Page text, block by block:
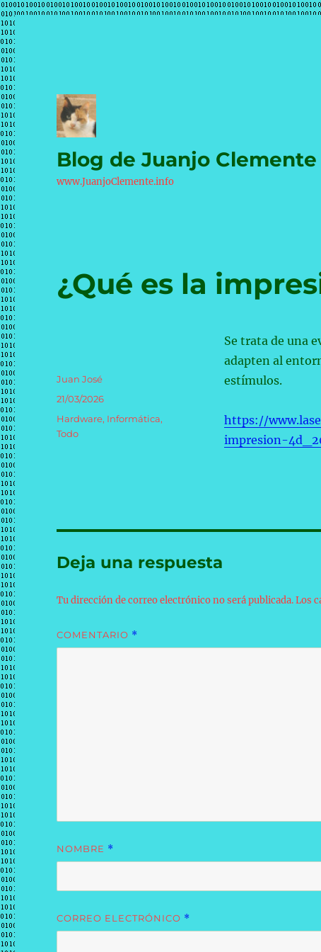
Blog de Juanjo Clemente
www.JuanjoClemente.info
¿Qué es la
Se trata de una
adapten al
estímulos.
https://
impresion-
Autor
Juan José
Publicado
21/03/2026
Categorías
Hardware, Informática,
Todo
Deja una respuesta
Tu dirección de correo electrónico no será publicada.Los
COMENTARIO *
NOMBRE *
CORREO ELECTRÓNICO *